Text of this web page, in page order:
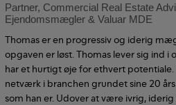
Partner, Commercial Real Estate
Ejendomsmægler & Valuar MDE
Thomas er en progressiv og iderig
opgaven er løst. Thomas lever sig ind
har et hurtigt øje for ethvert
netværk i branchen grundet sine 20
som han er. Udover at være ivrig,